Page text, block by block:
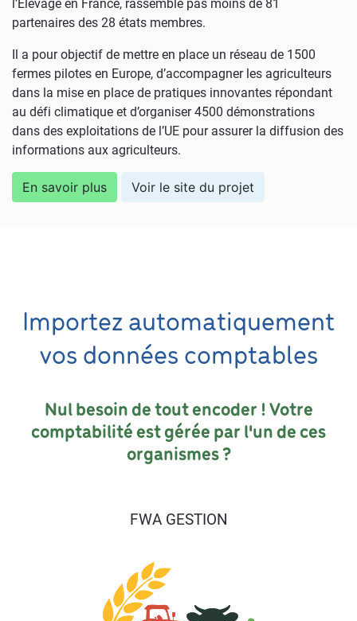
partenaires des 28 états membres.
Il a pour objectif de mettre en place un réseau de 1500
fermes pilotes en Europe, d’accompagner les agriculteurs
dans la mise en place de pratiques innovantes répondant
au défi climatique et d’organiser 4500 démonstrations
dans des exploitations de l’UE pour assurer la diffusion des
informations aux agriculteurs.
En savoir plus Voir le site du projet
Importez automatiquement
vos données comptables
Nul besoin de tout encoder ! Votre
comptabilité est gérée par l'un de ces
organismes ?
FWA GESTION